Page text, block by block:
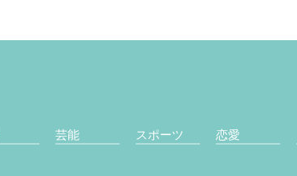
芸能 スポーツ 恋愛